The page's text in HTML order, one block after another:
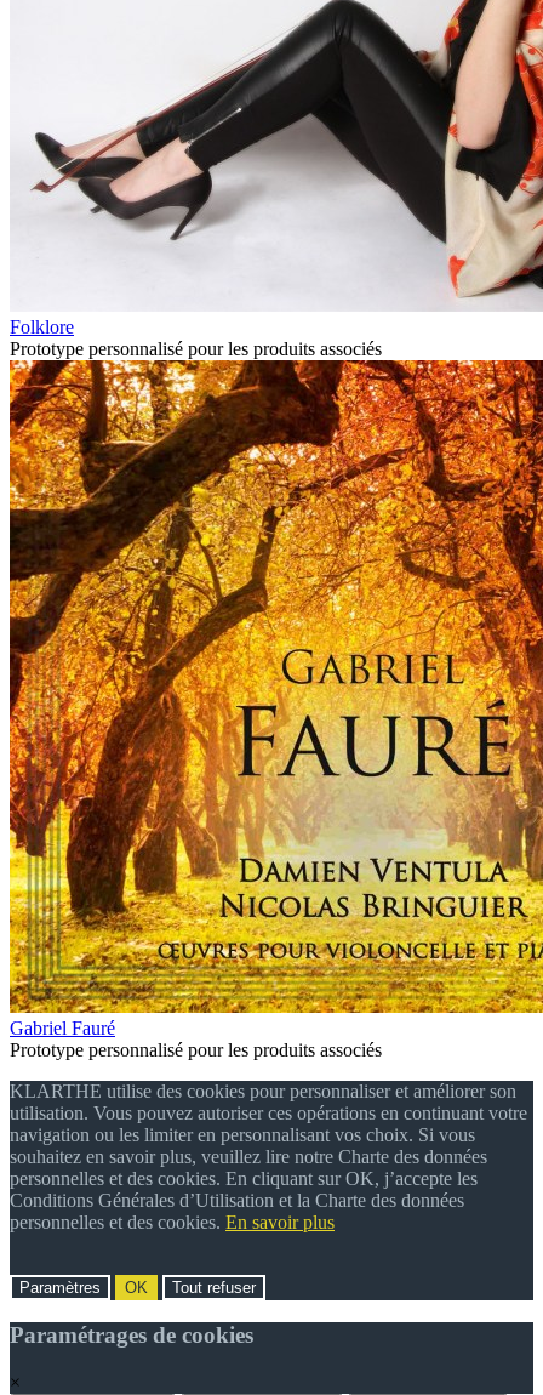
Folklore
Prototype personnalisé pour les produits associés
Gabriel Fauré
Prototype personnalisé pour les produits associés
KLARTHE utilise des cookies pour personnaliser et améliorer son
utilisation. Vous pouvez autoriser ces opérations en continuant votre
navigation ou les limiter en personnalisant vos choix. Si vous
souhaitez en savoir plus, veuillez lire notre Charte des données
personnelles et des cookies. En cliquant sur OK, j’accepte les
Conditions Générales d’Utilisation et la Charte des données
personnelles et des cookies. En savoir plus
Paramètres OK Tout refuser
Paramétrages de cookies
×